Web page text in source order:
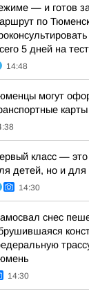
— и готов
по
5 дней на
14:48
могут
класс —
детей, но и для
14:30
снес
14:30